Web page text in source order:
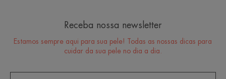
Receba nossa newsletter
Estamos sempre aqui para sua pele! Todas as nossas dicas para
cuidar da sua pele no dia a dia.